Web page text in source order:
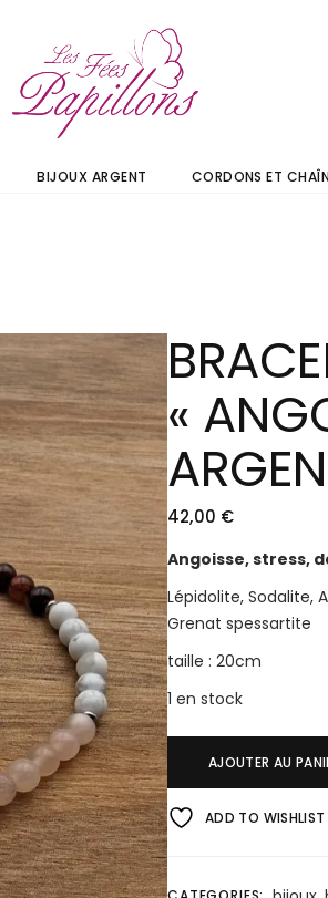
BIJOUX ARGENT CORDONS ET
«
42,00 €
Angoisse, stress,
Lépidolite, Sodalite,
Grenat spessartite
taille : 20cm
1 en stock
AJOUTER AU
ADD TO WISHLIST